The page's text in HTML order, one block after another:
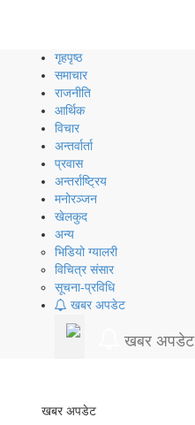
गृहपृष्ठ
समाचार
राजनीति
आर्थिक
विचार
अन्तर्वार्ता
प्रवास
अन्तर्राष्ट्रिय
मनोरञ्जन
खेलकुद
अन्य
भिडियो ग्यालरी
विचित्र संसार
सूचना-प्रविधि
खबर अपडेट
खबर अपडेट
खबर अपडेट